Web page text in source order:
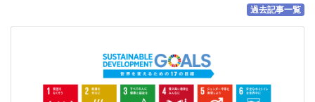
過去記事一覧